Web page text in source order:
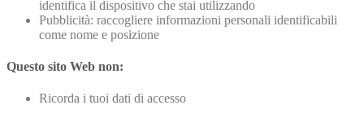
identifica il dispositivo che stai utilizzando
Pubblicità: raccogliere informazioni personali identificabili
come nome e posizione
Questo sito Web non:
Ricorda i tuoi dati di accesso